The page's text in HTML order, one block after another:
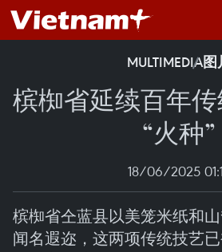
MULTIMEDIA图
槟椥省延续百年
“火种”
18/06/2025
槟椥省仝蓝县以美笼米纸和
闻名遐迩，这两项传统技艺